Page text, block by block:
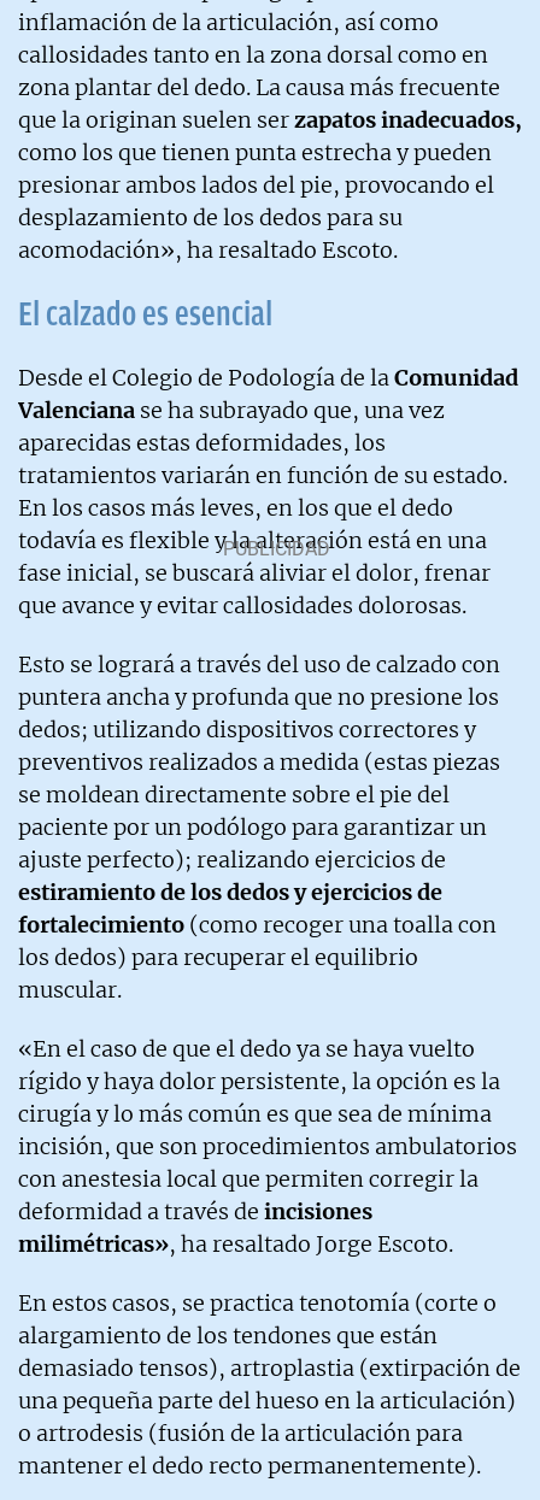
inflamación de la articulación, así como
callosidades tanto en la zona dorsal como en
zona plantar del dedo. La causa más frecuente
que la originan suelen serzapatos inadecuados,
como los que tienen punta estrecha y pueden
presionar ambos lados del pie, provocando el
desplazamiento de los dedos para su
acomodación», ha resaltado Escoto.
El calzado es esencial
Desde el Colegio de Podología de laComunidad
Valenciana se ha subrayado que, una vez
aparecidas estas deformidades, los
tratamientos variarán en función de su estado.
En los casos más leves, en los que el dedo
todavía es flexible y la alteración está en una
fase inicial, se buscará aliviar el dolor, frenar
que avance y evitar callosidades dolorosas.
Esto se logrará a través del uso de calzado con
puntera ancha y profunda que no presione los
dedos; utilizando dispositivos correctores y
preventivos realizados a medida (estas piezas
se moldean directamente sobre el pie del
paciente por un podólogo para garantizar un
ajuste perfecto); realizando ejercicios de
estiramiento de los dedos y ejercicios de
fortalecimiento (como recoger una toalla con
los dedos) para recuperar el equilibrio
muscular.
«En el caso de que el dedo ya se haya vuelto
rígido y haya dolor persistente, la opción es la
cirugía y lo más común es que sea de mínima
incisión, que son procedimientos ambulatorios
con anestesia local que permiten corregir la
deformidad a través de incisiones
milimétricas», ha resaltado Jorge Escoto.
En estos casos, se practica tenotomía (corte o
alargamiento de los tendones que están
demasiado tensos), artroplastia (extirpación de
una pequeña parte del hueso en la articulación)
o artrodesis (fusión de la articulación para
mantener el dedo recto permanentemente).